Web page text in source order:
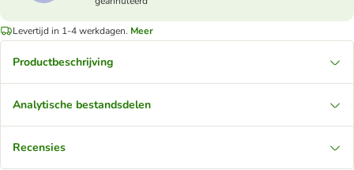
Levertijd in 1-4 werkdagen. Meer
Productbeschrijving
Analytische bestandsdelen
Recensies